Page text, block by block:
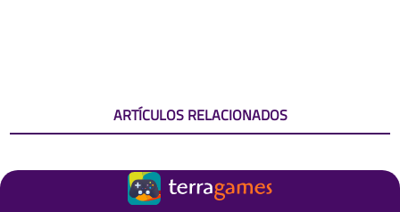
ARTÍCULOS RELACIONADOS